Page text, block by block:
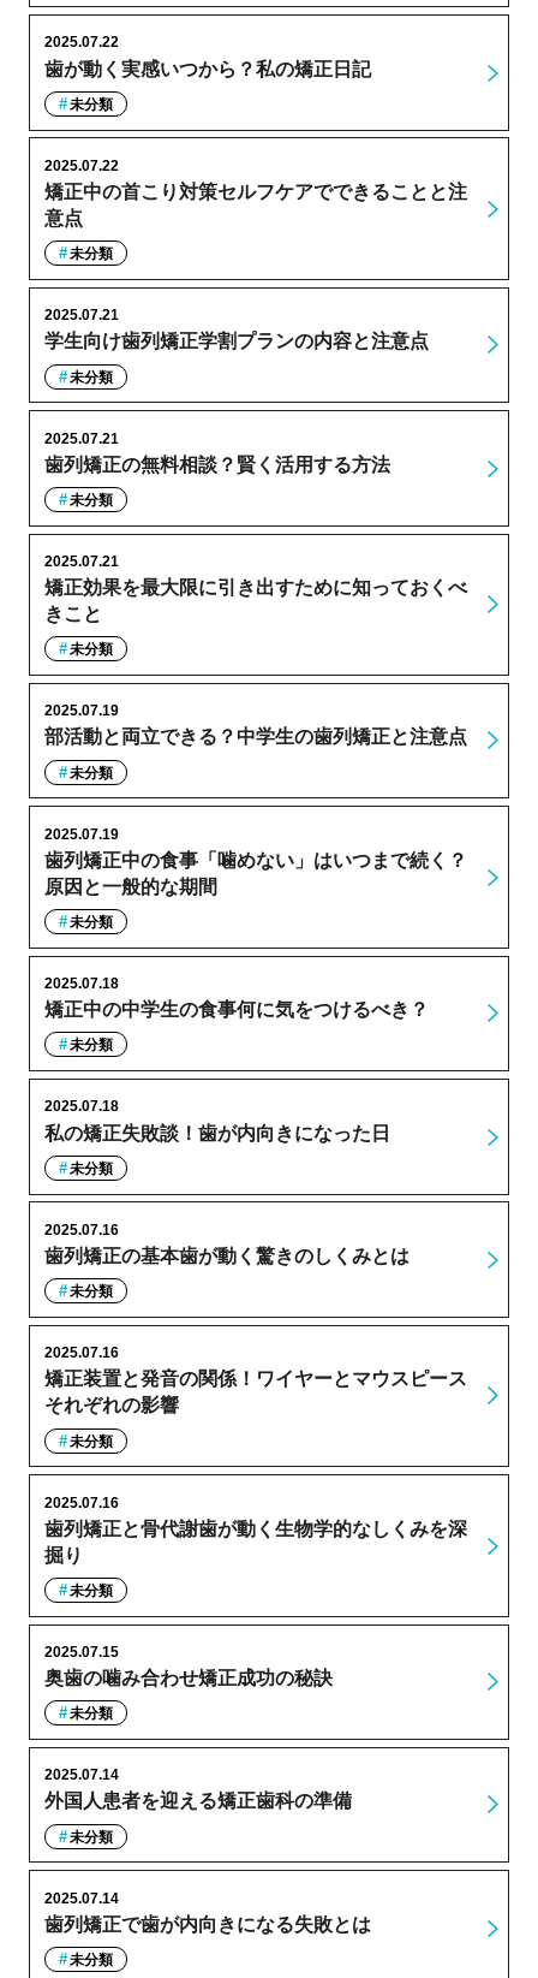
歯が動く実感いつから？私の矯正日記
2025.07.22
未分類
矯正中の首こり対策セルフケアでできることと注
意点
2025.07.22
未分類
学生向け歯列矯正学割プランの内容と注意点
2025.07.21
未分類
歯列矯正の無料相談？賢く活用する方法
2025.07.21
未分類
矯正効果を最大限に引き出すために知っておくべ
きこと
2025.07.21
未分類
部活動と両立できる？中学生の歯列矯正と注意点
2025.07.19
未分類
歯列矯正中の食事「噛めない」はいつまで続く？
原因と一般的な期間
2025.07.19
未分類
矯正中の中学生の食事何に気をつけるべき？
2025.07.18
未分類
私の矯正失敗談！歯が内向きになった日
2025.07.18
未分類
歯列矯正の基本歯が動く驚きのしくみとは
2025.07.16
未分類
矯正装置と発音の関係！ワイヤーとマウスピース
それぞれの影響
2025.07.16
未分類
歯列矯正と骨代謝歯が動く生物学的なしくみを深
掘り
2025.07.16
未分類
奥歯の噛み合わせ矯正成功の秘訣
2025.07.15
未分類
外国人患者を迎える矯正歯科の準備
2025.07.14
未分類
歯列矯正で歯が内向きになる失敗とは
2025.07.14
未分類